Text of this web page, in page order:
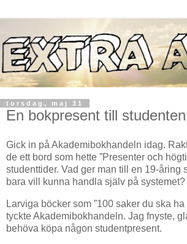
torsdag, maj 31
En bokpresent till studenten
Gick in på Akademibokhandeln idag.
de ett bord som hette ”Presenter och
studenttider. Vad ger man till en 19-åring
bara vill kunna handla själv på systemet?
Larviga böcker som ”100 saker du ska
tyckte Akademibokhandeln. Jag fnyste,
behöva köpa någon studentpresent.